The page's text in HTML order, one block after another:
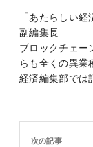
「あたらしい
副編集長
ブロックチェー
らも全くの異
経済編集部では
次の記事